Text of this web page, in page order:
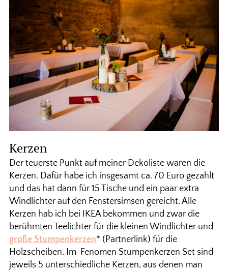
Kerzen
Der teuerste Punkt auf meiner Dekoliste waren die
Kerzen. Dafür habe ich insgesamt ca. 70 Euro gezahlt
und das hat dann für 15 Tische und ein paar extra
Windlichter auf den Fenstersimsen gereicht. Alle
Kerzen hab ich bei IKEA bekommen und zwar die
berühmten Teelichter für die kleinen Windlichter und
große Stumpenkerzen* (Partnerlink) für die
Holzscheiben. Im Fenomen Stumpenkerzen Set sind
jeweils 5 unterschiedliche Kerzen, aus denen man